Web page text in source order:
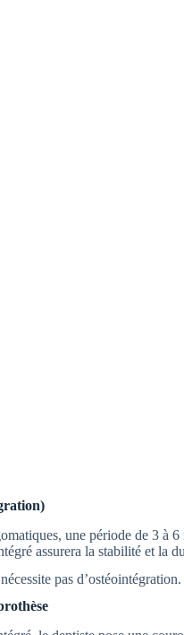
une période de 3 à
assurera la stabilité et la
pas